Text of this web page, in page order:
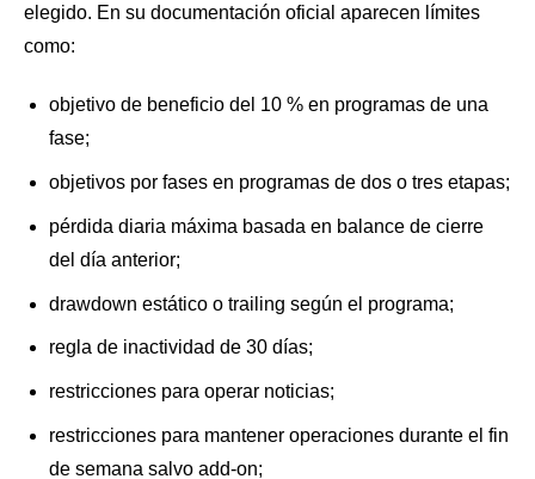
elegido. En su documentación oficial aparecen límites
como:
objetivo de beneficio del 10 % en programas de una
fase;
objetivos por fases en programas de dos o tres etapas;
pérdida diaria máxima basada en balance de cierre
del día anterior;
drawdown estático o trailing según el programa;
regla de inactividad de 30 días;
restricciones para operar noticias;
restricciones para mantener operaciones durante el fin
de semana salvo add-on;